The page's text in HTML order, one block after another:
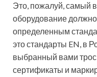
Это, пожалуй, самый
оборудование должно
определенным
это стандарты EN, в
выбранный вами
сертификаты и